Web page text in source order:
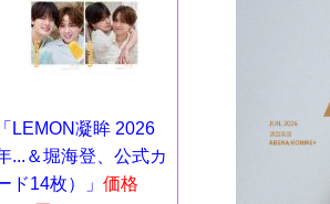
「LEMON凝眸 2026
...＆堀海登、公式カ
ド14枚）」 価格